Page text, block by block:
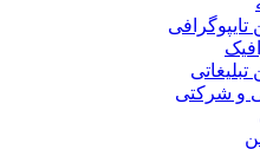
تایپوگرافی
تبلیغاتی
و شرکتی